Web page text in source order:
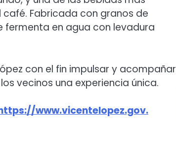
Fabricada con granos de
fermenta en agua con levadura
con el fin impulsar y acompañar
vecinos una experiencia única.
www.vicentelopez.gov.